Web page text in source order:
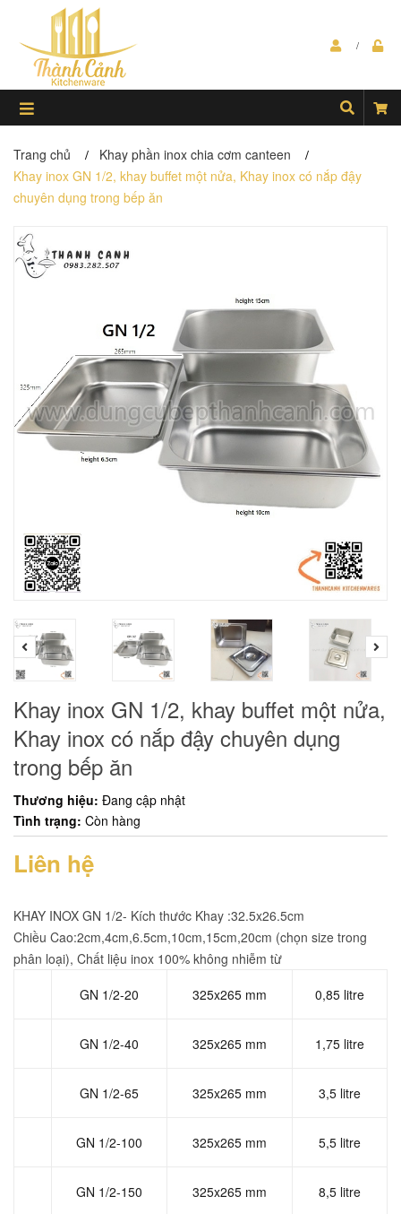
Trang chủ / Khay phần inox chia cơm canteen /
Khay inox GN 1/2, khay buffet một nửa, Khay inox có nắp đậy
chuyên dụng trong bếp ăn
Khay inox GN 1/2, khay buffet một nửa,
Khay inox có nắp đậy chuyên dụng
trong bếp ăn
Thương hiệu: Đang cập nhật
Tình trạng: Còn hàng
Liên hệ
KHAY INOX GN 1/2- Kích thước Khay :32.5x26.5cm
Chiều Cao:2cm,4cm,6.5cm,10cm,15cm,20cm (chọn size trong
phân loại), Chất liệu inox 100% không nhiễm từ
GN 1/2-20
325x265 mm 0,85 litre
GN 1/2-40 325x265 mm 1,75 litre
GN 1/2-65 325x265 mm 3,5 litre
GN 1/2-100 325x265 mm 5,5 litre
GN 1/2-150 325x265 mm 8,5 litre